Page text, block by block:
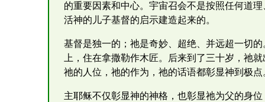
的重要因素和中心。宇宙召会不是按照任何道
活神的儿子基督的启示建造起来的。
基督是独一的；祂是奇妙、超绝、并远超一切
上，住在拿撒勒作木匠。后来到了三十岁，祂
祂的人位，祂的作为，祂的话语都彰显神到极点
主耶稣不仅彰显神的神格，也彰显祂为父的身